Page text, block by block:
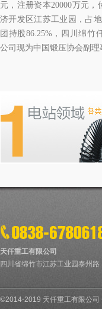
元，注册资本20000万元
济开发区江苏工业园，占
团持股86.25%，四川绵竹
公司现为中国锻压协会副理
天仟重工有限公司
四川省绵竹市江苏工业园泰州路
©2014-2019 天仟重工有限公司